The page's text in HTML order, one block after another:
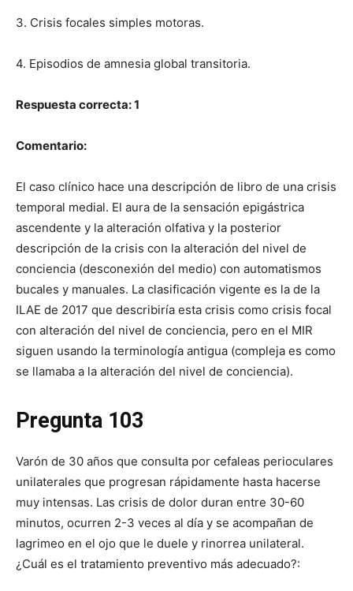
3. Crisis focales simples motoras.
4. Episodios de amnesia global transitoria.
Respuesta correcta: 1
Comentario:
El caso clínico hace una descripción de libro de una crisis
temporal medial. El aura de la sensación epigástrica
ascendente y la alteración olfativa y la posterior
descripción de la crisis con la alteración del nivel de
conciencia (desconexión del medio) con automatismos
bucales y manuales. La clasificación vigente es la de la
ILAE de 2017 que describiría esta crisis como crisis focal
con alteración del nivel de conciencia, pero en el MIR
siguen usando la terminología antigua (compleja es como
se llamaba a la alteración del nivel de conciencia).
Pregunta 103
Varón de 30 años que consulta por cefaleas perioculares
unilaterales que progresan rápidamente hasta hacerse
muy intensas. Las crisis de dolor duran entre 30-60
minutos, ocurren 2-3 veces al día y se acompañan de
lagrimeo en el ojo que le duele y rinorrea unilateral.
¿Cuál es el tratamiento preventivo más adecuado?: